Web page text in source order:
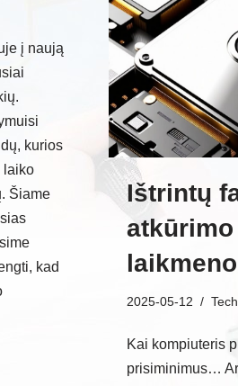
į naują
kurios
laiko
Šiame
kad
Ištrintų
2025-05-12
Kai kompiuteris
prisiminimus…